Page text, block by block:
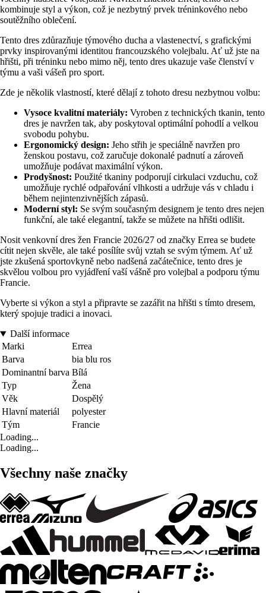
kombinuje styl a výkon, což je nezbytný prvek tréninkového nebo
soutěžního oblečení.
Tento dres zdůrazňuje týmového ducha a vlastenectví, s grafickými
prvky inspirovanými identitou francouzského volejbalu. Ať už jste na
hřišti, při tréninku nebo mimo něj, tento dres ukazuje vaše členství v
týmu a vaši vášeň pro sport.
Zde je několik vlastností, které dělají z tohoto dresu nezbytnou volbu:
Vysoce kvalitní materiály: Vyroben z technických tkanin, tento
dres je navržen tak, aby poskytoval optimální pohodlí a velkou
svobodu pohybu.
Ergonomický design: Jeho střih je speciálně navržen pro
ženskou postavu, což zaručuje dokonalé padnutí a zároveň
umožňuje podávat maximální výkon.
Prodyšnost: Použité tkaniny podporují cirkulaci vzduchu, což
umožňuje rychlé odpařování vlhkosti a udržuje vás v chladu i
během nejintenzivnějších zápasů.
Moderní styl: Se svým současným designem je tento dres nejen
funkční, ale také elegantní, takže se můžete na hřišti odlišit.
Nosit venkovní dres žen Francie 2026/27 od značky Errea se budete
cítit nejen skvěle, ale také posílíte svůj vztah se svým týmem. Ať už
jste zkušená sportovkyně nebo nadšená začátečnice, tento dres je
skvělou volbou pro vyjádření vaší vášně pro volejbal a podporu týmu
Francie.
Vyberte si výkon a styl a připravte se zazářit na hřišti s tímto dresem,
který spojuje tradici a inovaci.
Další informace
Marki
Errea
Barva
bia blu ros
Dominantní barva Bílá
Typ
Žena
Věk
Dospělý
Hlavní materiál
polyester
Tým
Francie
Loading...
Loading...
Všechny naše značky